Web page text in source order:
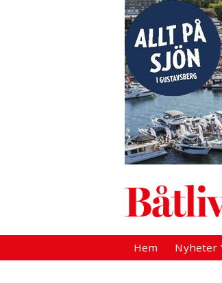
Hem Nyheter